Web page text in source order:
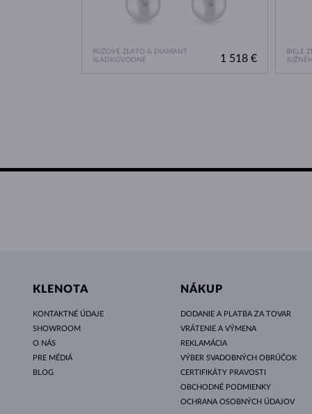
RUŽOVÉ ZLATO & DIAMANT
SLADKOVODNÉ
1 518 €
BIELE
KLENOTA
KONTAKTNÉ ÚDAJE
SHOWROOM
O NÁS
PRE MÉDIÁ
BLOG
NÁKUP
DODANIE A PLATBA ZA TOVAR
VRÁTENIE A VÝMENA
REKLAMÁCIA
VÝBER SVADOBNÝCH OBRÚČOK
CERTIFIKÁTY PRAVOSTI
OBCHODNÉ PODMIENKY
OCHRANA OSOBNÝCH ÚDAJOV